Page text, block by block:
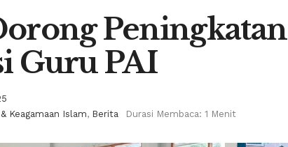
Peningkatan
Guru PAI
Keagamaan Islam, Berita Durasi Membaca: 1 Menit